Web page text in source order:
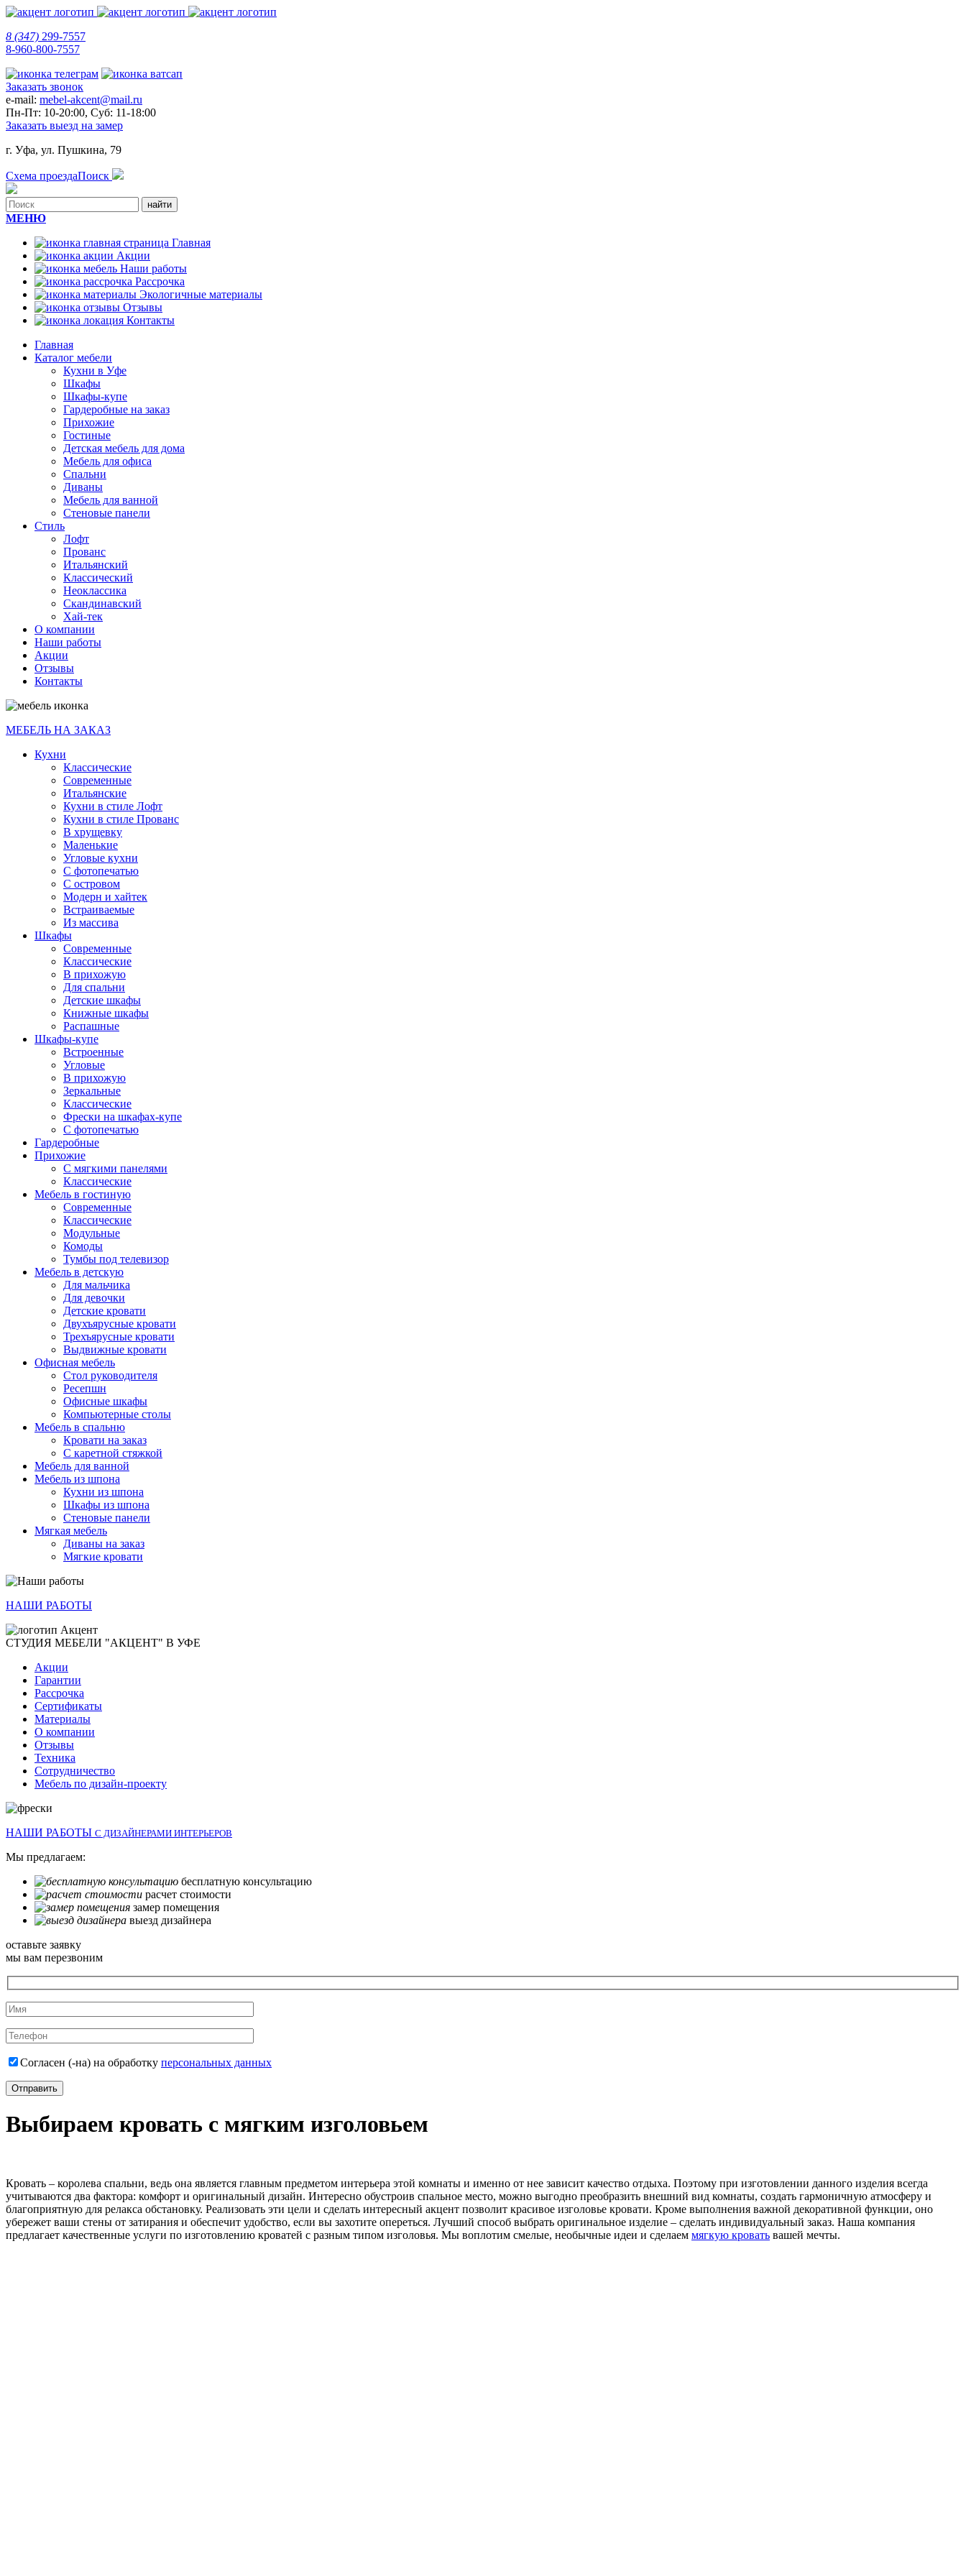
8 (347) 299-7557
8-960-800-7557
Заказать звонок
e-mail: mebel-akcent@mail.ru
Пн-Пт: 10-20:00, Суб: 11-18:00
Заказать выезд на замер
г. Уфа, ул. Пушкина, 79
Схема проездаПоиск
МЕНЮ
Главная
Акции
Наши работы
Рассрочка
Экологичные материалы
Отзывы
Контакты
Главная
Каталог мебели
Кухни в Уфе
Шкафы
Шкафы-купе
Гардеробные на заказ
Прихожие
Гостиные
Детская мебель для дома
Мебель для офиса
Спальни
Диваны
Мебель для ванной
Стеновые панели
Стиль
Лофт
Прованс
Итальянский
Классический
Неоклассика
Скандинавский
Хай-тек
О компании
Наши работы
Акции
Отзывы
Контакты
МЕБЕЛЬ НА ЗАКАЗ
Кухни
Классические
Современные
Итальянские
Кухни в стиле Лофт
Кухни в стиле Прованс
В хрущевку
Маленькие
Угловые кухни
С фотопечатью
С островом
Модерн и хайтек
Встраиваемые
Из массива
Шкафы
Современные
Классические
В прихожую
Для спальни
Детские шкафы
Книжные шкафы
Распашные
Шкафы-купе
Встроенные
Угловые
В прихожую
Зеркальные
Классические
Фрески на шкафах-купе
С фотопечатью
Гардеробные
Прихожие
С мягкими панелями
Классические
Мебель в гостиную
Современные
Классические
Модульные
Комоды
Тумбы под телевизор
Мебель в детскую
Для мальчика
Для девочки
Детские кровати
Двухъярусные кровати
Трехъярусные кровати
Выдвижные кровати
Офисная мебель
Стол руководителя
Ресепшн
Офисные шкафы
Компьютерные столы
Мебель в спальню
Кровати на заказ
С каретной стяжкой
Мебель для ванной
Мебель из шпона
Кухни из шпона
Шкафы из шпона
Стеновые панели
Мягкая мебель
Диваны на заказ
Мягкие кровати
НАШИ РАБОТЫ
СТУДИЯ МЕБЕЛИ "АКЦЕНТ" В УФЕ
Акции
Гарантии
Рассрочка
Сертификаты
Материалы
О компании
Отзывы
Техника
Сотрудничество
Мебель по дизайн-проекту
НАШИ РАБОТЫ С ДИЗАЙНЕРАМИ ИНТЕРЬЕРОВ
Мы предлагаем:
бесплатную консультацию
расчет стоимости
замер помещения
выезд дизайнера
оставьте заявку
мы вам перезвоним
Согласен (-на) на обработку персональных данных
Выбираем кровать с мягким изголовьем
Кровать – королева спальни, ведь она является главным предметом интерьера этой комнаты и именно от нее зависит качество отдыха. Поэтому при изготовлении данного изделия всегда
учитываются два фактора: комфорт и оригинальный дизайн. Интересно обустроив спальное место, можно выгодно преобразить внешний вид комнаты, создать гармоничную атмосферу и
благоприятную для релакса обстановку. Реализовать эти цели и сделать интересный акцент позволит красивое изголовье кровати. Кроме выполнения важной декоративной функции, оно
убережет ваши стены от затирания и обеспечит удобство, если вы захотите опереться. Лучший способ выбрать оригинальное изделие – сделать индивидуальный заказ. Наша компания
предлагает качественные услуги по изготовлению кроватей с разным типом изголовья. Мы воплотим смелые, необычные идеи и сделаем мягкую кровать вашей мечты.